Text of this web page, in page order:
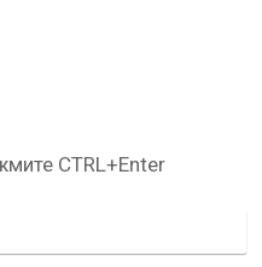
CTRL+Enter